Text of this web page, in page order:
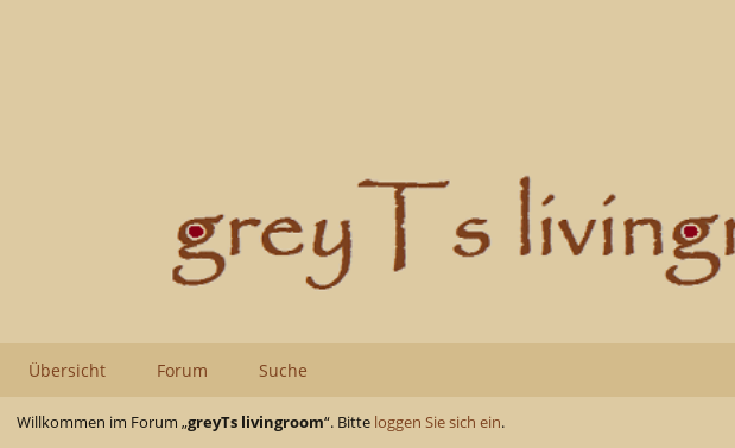
Übersicht Forum Suche
Willkommen im Forum „greyTs livingroom“. Bitte loggen Sie sich ein.